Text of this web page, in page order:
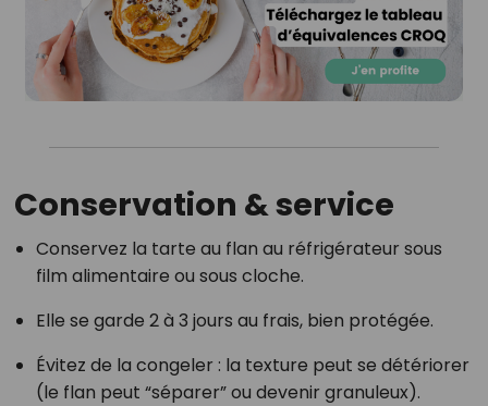
Conservation & service
Conservez la tarte au flan au réfrigérateur sous
film alimentaire ou sous cloche.
Elle se garde 2 à 3 jours au frais, bien protégée.
Évitez de la congeler : la texture peut se détériorer
(le flan peut “séparer” ou devenir granuleux).